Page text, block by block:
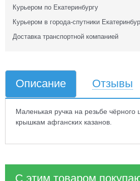
Курьером по Екатеринбургу
Курьером в города-спутники
Доставка транспортной компанией
Описание Отзывы
Маленькая ручка на резьбе чёрного
крышкам афганских казанов.
С этим товаром